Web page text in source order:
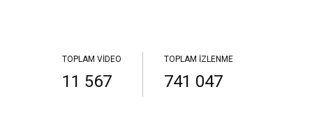
TOPLAM VIDEO
11 567
TOPLAM İZLENME
741 047